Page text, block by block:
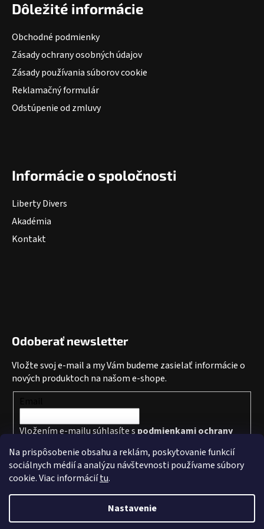
Na prispôsobenie obsahu a reklám, poskytovanie funkcií
sociálnych médií a analýzu návštevnosti používame súbory
cookie. Viac informáciítu.
Nastavenie
Dôležité informácie
Obchodné podmienky
Zásady ochrany osobných údajov
Zásady používania súborov cookie
Reklamačný formulár
Odstúpenie od zmluvy
Informácie o spoločnosti
Liberty Divers
Akadémia
Kontakt
Odoberať newsletter
Vložte svoj e-mail a my Vám budeme zasielať informácie o
nových produktoch na našom e-shope.
Vložením e-mailu súhlasíte spodmienkami ochrany
PRIHLÁSIŤ SA